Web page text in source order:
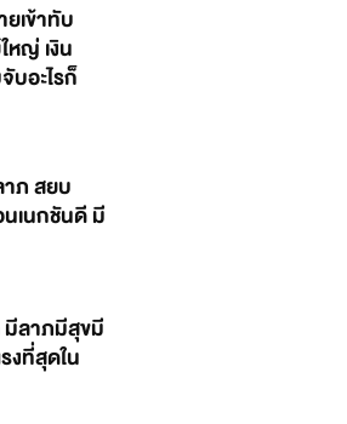
เข้าทับ
หญ่ เงิน
บอะไรก็
าภ สยบ
เนกชันดี มี
มีลาภมีสุขมี
งที่สุดใน